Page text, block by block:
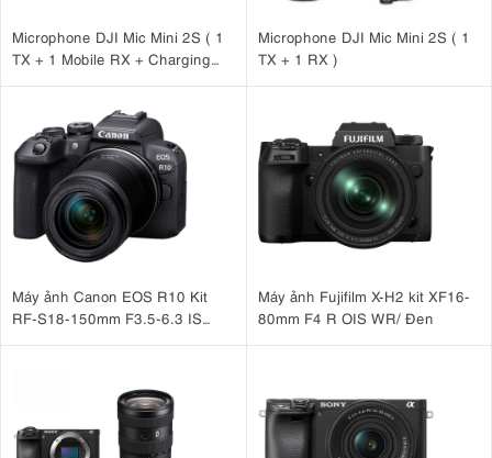
Microphone DJI Mic Mini 2S ( 1
TX + 1 Mobile RX + Charging
Microphone DJI Mic Mini 2S ( 1
TX + 1 RX )
Máy ảnh Canon EOS R10 Kit
RF-S18-150mm F3.5-6.3 IS
Máy ảnh Fujifilm X-H2 kit XF16-
80mm F4 R OIS WR/ Đen